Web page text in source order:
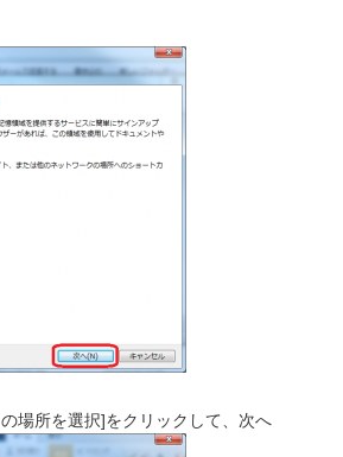
場所を選択]をクリックして、次へ